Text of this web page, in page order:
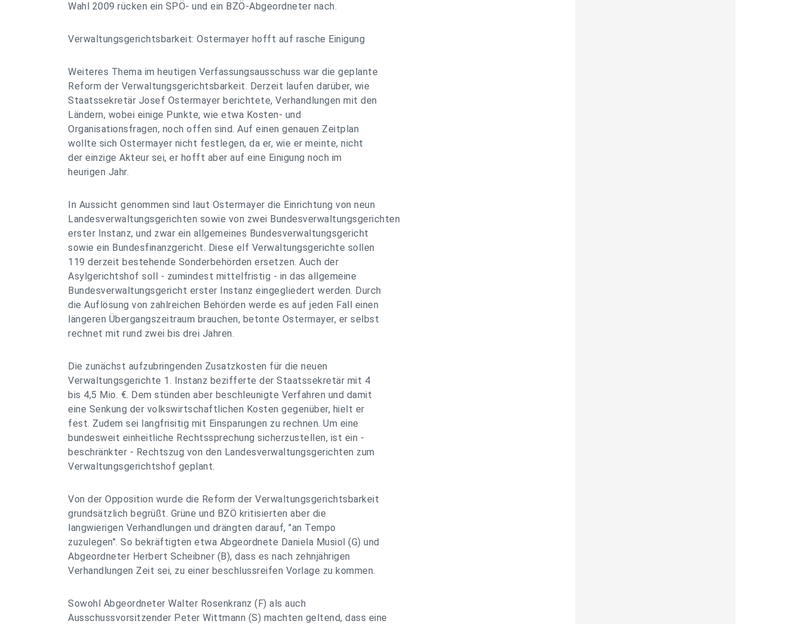
Wahl 2009 rücken ein SPÖ- und ein BZÖ-Abgeordneter nach.
Verwaltungsgerichtsbarkeit: Ostermayer hofft auf rasche Einigung
Weiteres Thema im heutigen Verfassungsausschuss war die geplante
Reform der Verwaltungsgerichtsbarkeit. Derzeit laufen darüber, wie
Staatssekretär Josef Ostermayer berichtete, Verhandlungen mit den
Ländern, wobei einige Punkte, wie etwa Kosten- und
Organisationsfragen, noch offen sind. Auf einen genauen Zeitplan
wollte sich Ostermayer nicht festlegen, da er, wie er meinte, nicht
der einzige Akteur sei, er hofft aber auf eine Einigung noch im
heurigen Jahr.
In Aussicht genommen sind laut Ostermayer die Einrichtung von neun
Landesverwaltungsgerichten sowie von zwei Bundesverwaltungsgerichten
erster Instanz, und zwar ein allgemeines Bundesverwaltungsgericht
sowie ein Bundesfinanzgericht. Diese elf Verwaltungsgerichte sollen
119 derzeit bestehende Sonderbehörden ersetzen. Auch der
Asylgerichtshof soll - zumindest mittelfristig - in das allgemeine
Bundesverwaltungsgericht erster Instanz eingegliedert werden. Durch
die Auflösung von zahlreichen Behörden werde es auf jeden Fall einen
längeren Übergangszeitraum brauchen, betonte Ostermayer, er selbst
rechnet mit rund zwei bis drei Jahren.
Die zunächst aufzubringenden Zusatzkosten für die neuen
Verwaltungsgerichte 1. Instanz bezifferte der Staatssekretär mit 4
bis 4,5 Mio. €. Dem stünden aber beschleunigte Verfahren und damit
eine Senkung der volkswirtschaftlichen Kosten gegenüber, hielt er
fest. Zudem sei langfrisitig mit Einsparungen zu rechnen. Um eine
bundesweit einheitliche Rechtssprechung sicherzustellen, ist ein -
beschränkter - Rechtszug von den Landesverwaltungsgerichten zum
Verwaltungsgerichtshof geplant.
Von der Opposition wurde die Reform der Verwaltungsgerichtsbarkeit
grundsätzlich begrüßt. Grüne und BZÖ kritisierten aber die
langwierigen Verhandlungen und drängten darauf, "an Tempo
zuzulegen". So bekräftigten etwa Abgeordnete Daniela Musiol (G) und
Abgeordneter Herbert Scheibner (B), dass es nach zehnjährigen
Verhandlungen Zeit sei, zu einer beschlussreifen Vorlage zu kommen.
Sowohl Abgeordneter Walter Rosenkranz (F) als auch
Ausschussvorsitzender Peter Wittmann (S) machten geltend, dass eine